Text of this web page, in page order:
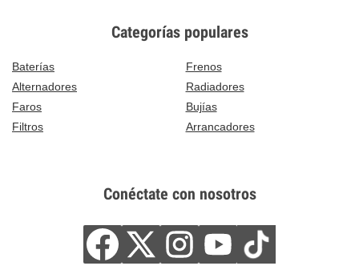
Categorías populares
Baterías
Frenos
Alternadores
Radiadores
Faros
Bujías
Filtros
Arrancadores
Conéctate con nosotros